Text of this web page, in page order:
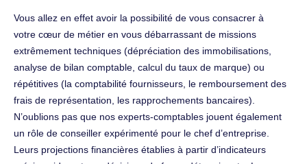
Vous allez en effet avoir la possibilité de vous consacrer à
votre cœur de métier en vous débarrassant de missions
extrêmement techniques (dépréciation des immobilisations,
analyse de bilan comptable, calcul du taux de marque) ou
répétitives (la comptabilité fournisseurs, le remboursement des
frais de représentation, les rapprochements bancaires).
N’oublions pas que nos experts-comptables jouent également
un rôle de conseiller expérimenté pour le chef d’entreprise.
Leurs projections financières établies à partir d’indicateurs